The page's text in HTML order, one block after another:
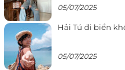
05/07/2025
Hải Tú đi biển
05/07/2025